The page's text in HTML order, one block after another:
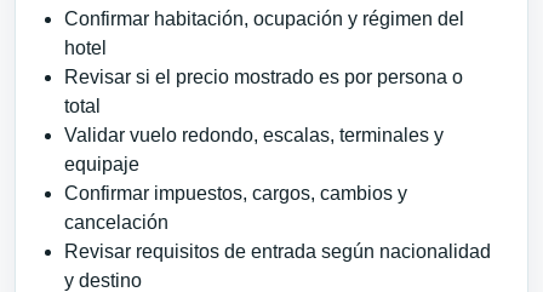
Confirmar habitación, ocupación y régimen del
hotel
Revisar si el precio mostrado es por persona o
total
Validar vuelo redondo, escalas, terminales y
equipaje
Confirmar impuestos, cargos, cambios y
cancelación
Revisar requisitos de entrada según nacionalidad
y destino